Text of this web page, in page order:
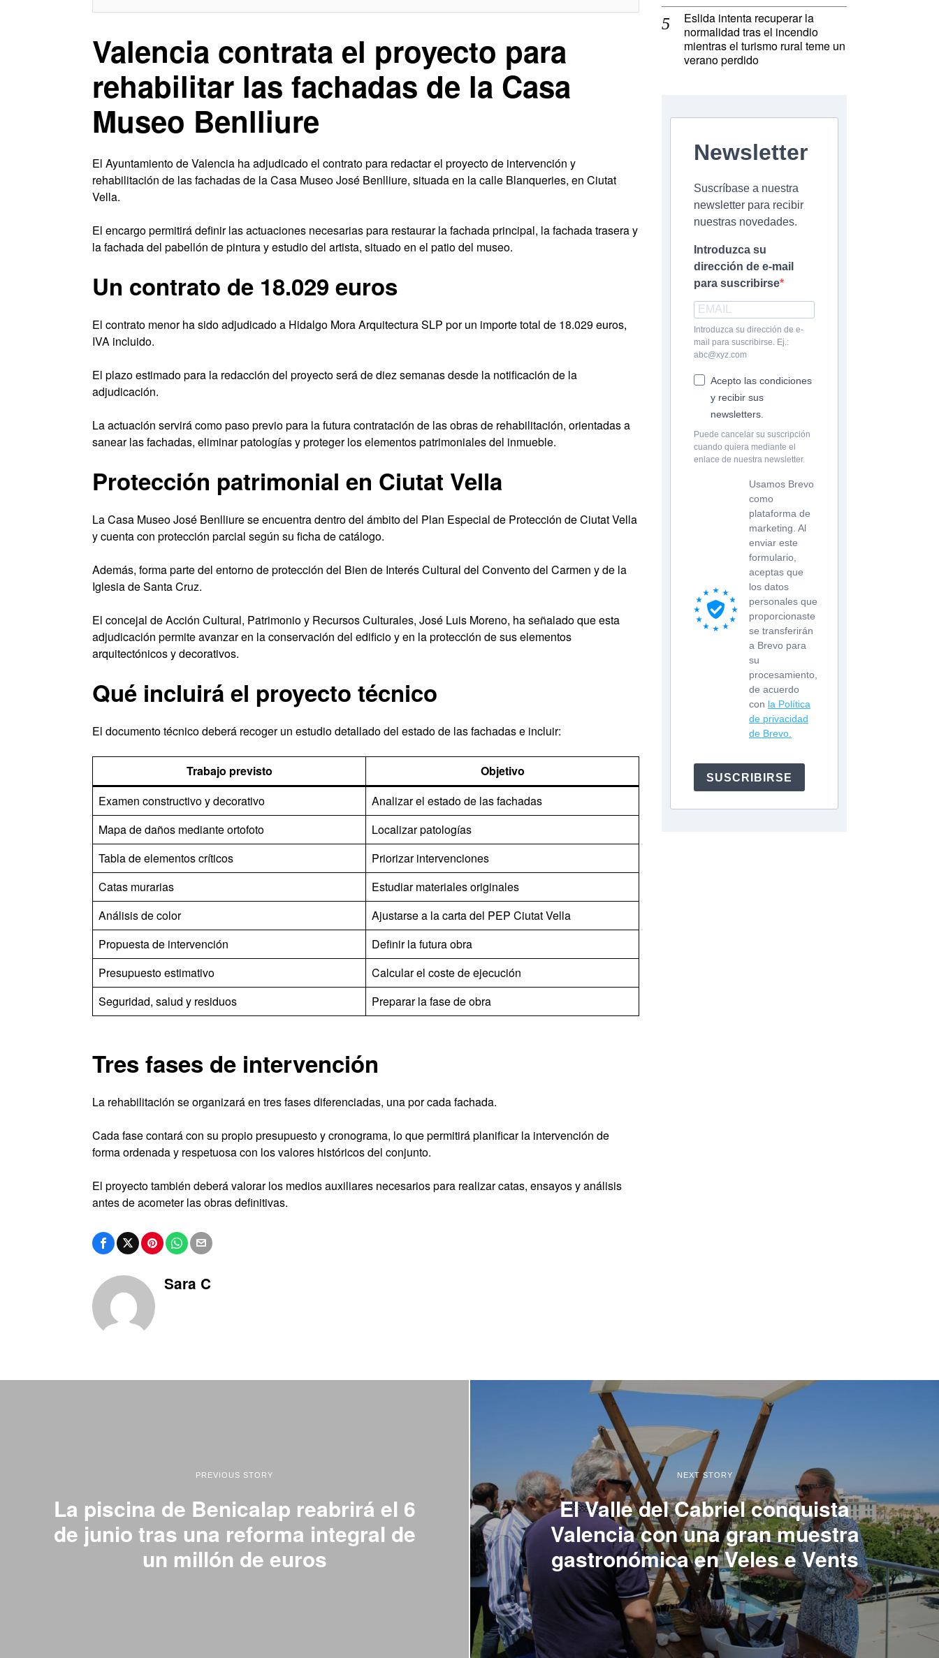
Valencia contrata el proyecto para
rehabilitar las fachadas de la Casa
Museo Benlliure
El Ayuntamiento de Valencia ha adjudicado el contrato para redactar el proyecto de intervención y
rehabilitación de las fachadas de la Casa Museo José Benlliure, situada en la calle Blanqueries, en Ciutat
Vella.
El encargo permitirá definir las actuaciones necesarias para restaurar la fachada principal, la fachada trasera y
la fachada del pabellón de pintura y estudio del artista, situado en el patio del museo.
Un contrato de 18.029 euros
El contrato menor ha sido adjudicado a Hidalgo Mora Arquitectura SLP por un importe total de 18.029 euros,
IVA incluido.
El plazo estimado para la redacción del proyecto será de diez semanas desde la notificación de la
adjudicación.
La actuación servirá como paso previo para la futura contratación de las obras de rehabilitación, orientadas a
sanear las fachadas, eliminar patologías y proteger los elementos patrimoniales del inmueble.
Protección patrimonial en Ciutat Vella
La Casa Museo José Benlliure se encuentra dentro del ámbito del Plan Especial de Protección de Ciutat Vella
y cuenta con protección parcial según su ficha de catálogo.
Además, forma parte del entorno de protección del Bien de Interés Cultural del Convento del Carmen y de la
Iglesia de Santa Cruz.
El concejal de Acción Cultural, Patrimonio y Recursos Culturales, José Luis Moreno, ha señalado que esta
adjudicación permite avanzar en la conservación del edificio y en la protección de sus elementos
arquitectónicos y decorativos.
Qué incluirá el proyecto técnico
El documento técnico deberá recoger un estudio detallado del estado de las fachadas e incluir:
Trabajo previsto
Objetivo
Examen constructivo y decorativo
Analizar el estado de las fachadas
Mapa de daños mediante ortofoto
Localizar patologías
Tabla de elementos críticos
Priorizar intervenciones
Catas murarias
Estudiar materiales originales
Análisis de color
Ajustarse a la carta del PEP Ciutat Vella
Propuesta de intervención
Definir la futura obra
Presupuesto estimativo
Calcular el coste de ejecución
Seguridad, salud y residuos
Preparar la fase de obra
Tres fases de intervención
La rehabilitación se organizará en tres fases diferenciadas, una por cada fachada.
Cada fase contará con su propio presupuesto y cronograma, lo que permitirá planificar la intervención de
forma ordenada y respetuosa con los valores históricos del conjunto.
El proyecto también deberá valorar los medios auxiliares necesarios para realizar catas, ensayos y análisis
antes de acometer las obras definitivas.
Sara C
Eslida intenta recuperar la
normalidad tras el incendio
mientras el turismo rural teme un
verano perdido
Newsletter
Suscríbase a nuestra
newsletter para recibir
nuestras novedades.
Introduzca su
dirección de e-mail
para suscribirse
Introduzca su dirección de e-
mail para suscribirse. Ej.:
abc@xyz.com
Acepto las condiciones
y recibir sus
newsletters.
Puede cancelar su suscripción
cuando quiera mediante el
enlace de nuestra newsletter.
Usamos Brevo
como
plataforma de
marketing. Al
enviar este
formulario,
aceptas que
los datos
personales que
proporcionaste
se transferirán
a Brevo para
su
procesamiento,
de acuerdo
con la Política
de privacidad
de Brevo.
SUSCRIBIRSE
PREVIOUS STORY
La piscina de Benicalap reabrirá el 6
de junio tras una reforma integral de
un millón de euros
NEXT STORY
El Valle del Cabriel conquista
Valencia con una gran muestra
gastronómica en Veles e Vents